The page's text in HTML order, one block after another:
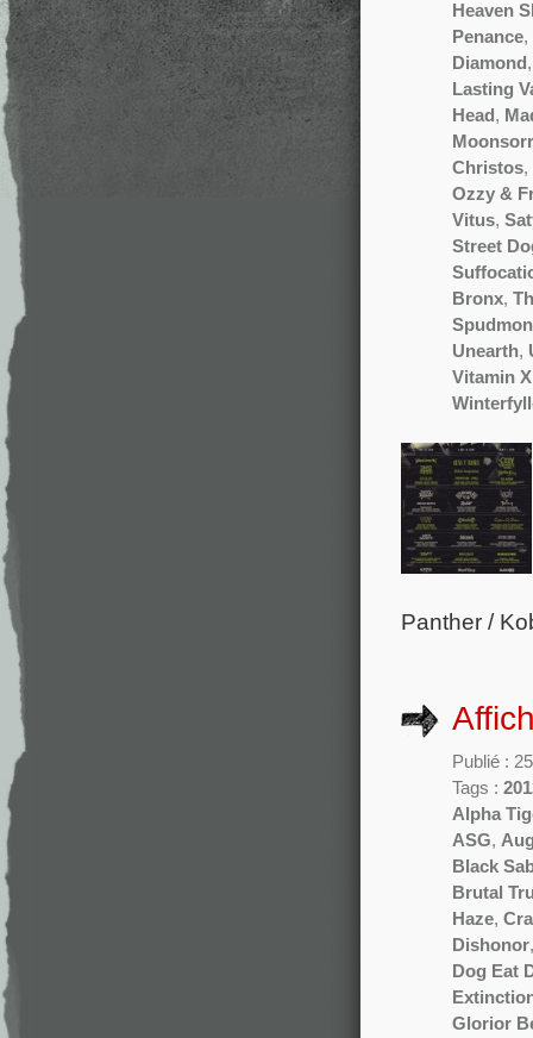
Heaven
Penance,
Diamond
Lasting
Head ,
Christos,
Ozzy &
Vitus,
Street
Bronx,
Unearth,
Vitamin X
Panther /
Publié :
Tags :
Alpha
ASG,
Black
Brutal
Haze,
Dishonor
Dog Eat
Glorior